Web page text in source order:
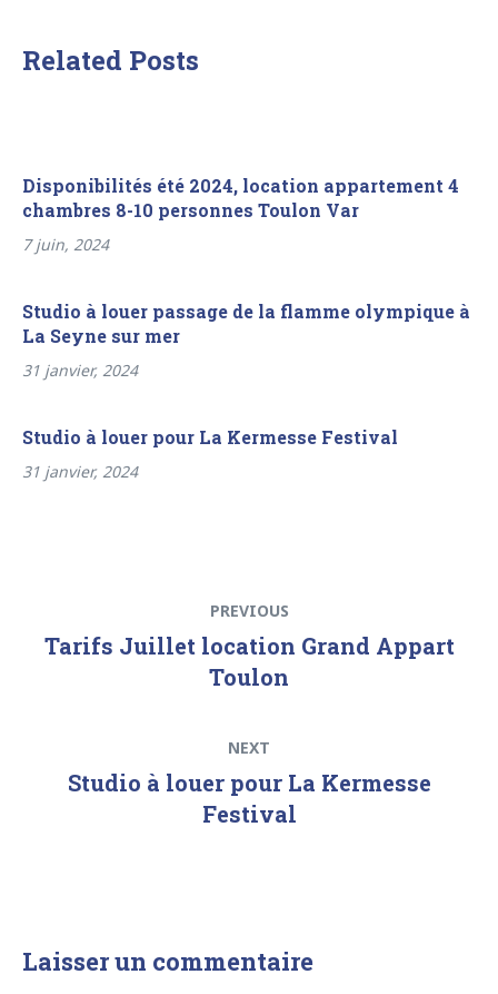
Related Posts
Disponibilités été 2024, location appartement 4
chambres 8-10 personnes Toulon Var
7 juin, 2024
Studio à louer passage de la flamme olympique à
La Seyne sur mer
31 janvier, 2024
Studio à louer pour La Kermesse Festival
31 janvier, 2024
l’article
post:
PREVIOUS
Tarifs Juillet location Grand Appart
Toulon
post:
NEXT
Studio à louer pour La Kermesse
Festival
Laisser un commentaire